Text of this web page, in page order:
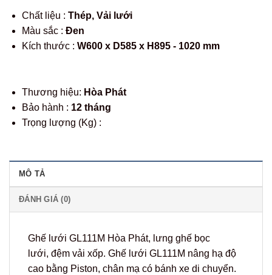
Chất liệu : Thép, Vải lưới
Màu sắc : Đen
Kích thước : W600 x D585 x H895 - 1020 mm
Thương hiệu: Hòa Phát
Bảo hành : 12 tháng
Trọng lượng (Kg) :
MÔ TẢ
ĐÁNH GIÁ (0)
Ghế lưới GL111M Hòa Phát, lưng ghế bọc
lưới, đệm vải xốp. Ghế lưới GL111M nâng hạ độ
cao bằng Piston, chân mạ có bánh xe di chuyển.